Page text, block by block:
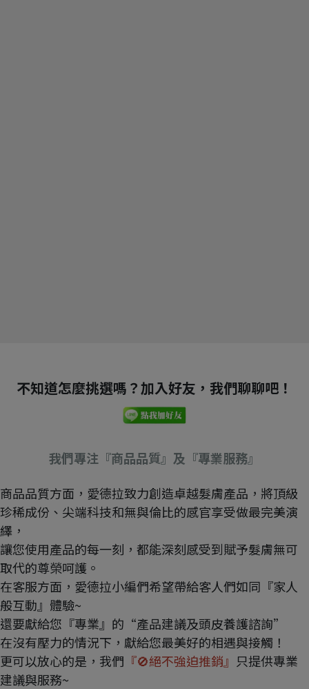
不知道怎麼挑選嗎？加入好友，我們聊聊吧！
我們專注『商品品質』及『專業服務』
商品品質方面，愛德拉致力創造卓越髮膚產品，將頂級
珍稀成份、尖端科技和無與倫比的感官享受做最完美演
繹，
讓您使用產品的每一刻，都能深刻感受到賦予髮膚無可
取代的尊榮呵護。
在客服方面，愛德拉小編們希望帶給客人們如同『家人
般互動』體驗~
還要獻給您『專業』的“產品建議及頭皮養護諮詢”
在沒有壓力的情況下，獻給您最美好的相遇與接觸！
更可以放心的是，我們 『🚫絕不強迫推銷』 只提供專業
建議與服務~